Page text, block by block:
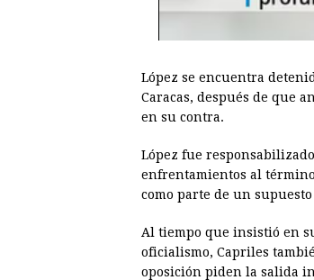
López se encuentra
Caracas, después de que
en su contra.
López fue
enfrentamientos al
como parte de un
Al tiempo que insistió en
oficialismo, Capriles
oposición piden la salida